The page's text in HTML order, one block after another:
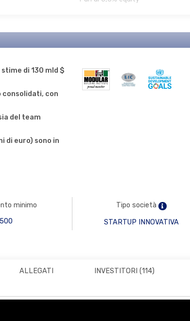
di 130 mld $
consolidati, con
del team
di euro) sono in
minimo
Tipo società
STARTUP INNOVATIVA
ALLEGATI INVESTITORI (114)